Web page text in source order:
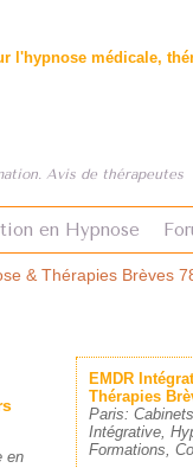
l'hypnose médicale,
Avis de thérapeutes
en Hypnose
Formations EMDR: le
en
EMDR
Thérapies
Paris:
Intégrative,
Formations,